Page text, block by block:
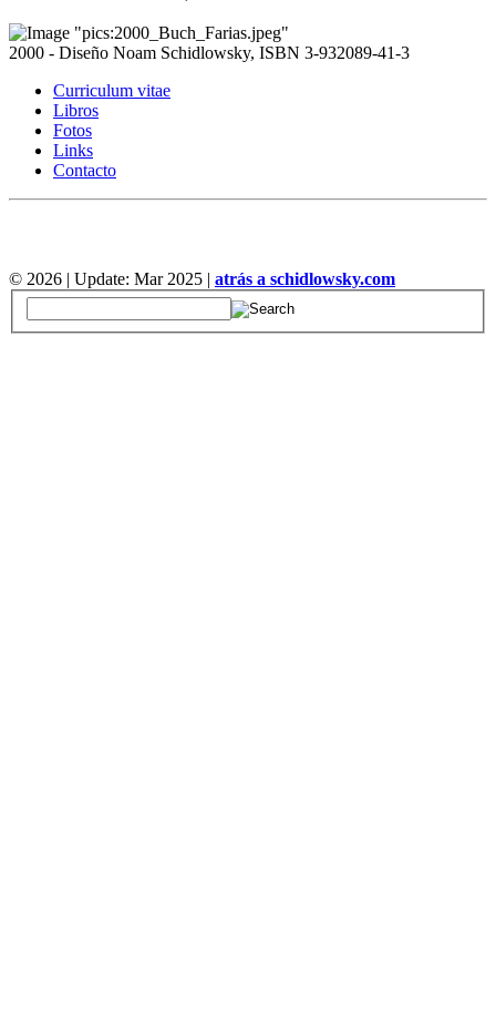
2000 - Diseño Noam Schidlowsky, ISBN 3-932089-41-3
Curriculum vitae
Libros
Fotos
Links
Contacto
© 2026 | Update: Mar 2025 | atrás a schidlowsky.com